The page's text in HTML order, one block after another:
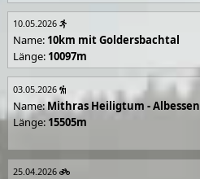
10.05.2026
Name: 10km mit Goldersbachtal
Länge: 10097m
03.05.2026
Name:Mithras Heiligtum - Albessen
Länge: 15505m
25.04.2026